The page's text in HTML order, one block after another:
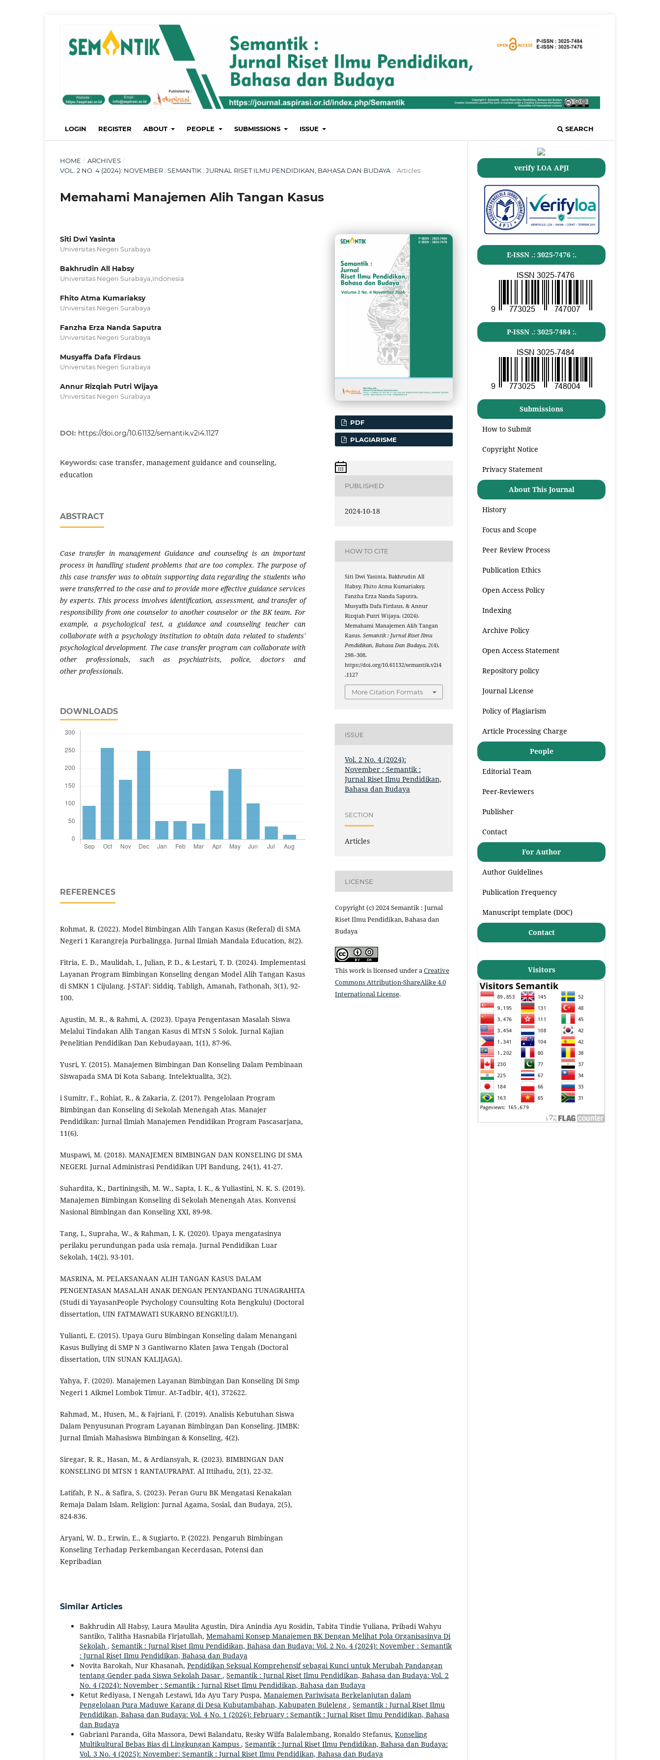
LOGIN REGISTER ABOUT PEOPLE SUBMISSIONS ISSUE SEARCH
HOME / ARCHIVES /
VOL. 2 NO. 4 (2024): NOVEMBER : SEMANTIK : JURNAL RISET ILMU PENDIDIKAN, BAHASA DAN BUDAYA / Articles
Memahami Manajemen Alih Tangan Kasus
Siti Dwi Yasinta
Universitas Negeri Surabaya
Bakhrudin All Habsy
Universitas Negeri Surabaya,Indonesia
Fhito Atma Kumariaksy
Universitas Negeri Surabaya
Fanzha Erza Nanda Saputra
Universitas Negeri Surabaya
Musyaffa Dafa Firdaus
Universitas Negeri Surabaya
Annur Rizqiah Putri Wijaya
Universitas Negeri Surabaya
DOI: https://doi.org/10.61132/semantik.v2i4.1127
Keywords: case transfer, management guidance and counseling,
education
ABSTRACT
Case transfer in management Guidance and counseling is an important
process in handling student problems that are too complex. The purpose of
this case transfer was to obtain supporting data regarding the students who
were transferred to the case and to provide more effective guidance services
by experts. This process involves identification, assessment, and transfer of
responsibility from one counselor to another counselor or the BK team. For
example, a psychological test, a guidance and counseling teacher can
collaborate with a psychology institution to obtain data related to students'
psychological development. The case transfer program can collaborate with
other professionals, such as psychiatrists, police, doctors and
other professionals.
DOWNLOADS
REFERENCES
Rohmat, R. (2022). Model Bimbingan Alih Tangan Kasus (Referal) di SMA
Negeri 1 Karangreja Purbalingga. Jurnal Ilmiah Mandala Education, 8(2).
Fitria, E. D., Maulidah, I., Julian, P. D., & Lestari, T. D. (2024). Implementasi
Layanan Program Bimbingan Konseling dengan Model Alih Tangan Kasus
di SMKN 1 Cijulang. J-STAF: Siddiq, Tabligh, Amanah, Fathonah, 3(1), 92-
100.
Agustin, M. R., & Rahmi, A. (2023). Upaya Pengentasan Masalah Siswa
Melalui Tindakan Alih Tangan Kasus di MTsN 5 Solok. Jurnal Kajian
Penelitian Pendidikan Dan Kebudayaan, 1(1), 87-96.
Yusri, Y. (2015). Manajemen Bimbingan Dan Konseling Dalam Pembinaan
Siswapada SMA Di Kota Sabang. Intelektualita, 3(2).
i Sumitr, F., Rohiat, R., & Zakaria, Z. (2017). Pengelolaan Program
Bimbingan dan Konseling di Sekolah Menengah Atas. Manajer
Pendidikan: Jurnal Ilmiah Manajemen Pendidikan Program Pascasarjana,
11(6).
Muspawi, M. (2018). MANAJEMEN BIMBINGAN DAN KONSELING DI SMA
NEGERI. Jurnal Administrasi Pendidikan UPI Bandung, 24(1), 41-27.
Suhardita, K., Dartiningsih, M. W., Sapta, I. K., & Yuliastini, N. K. S. (2019).
Manajemen Bimbingan Konseling di Sekolah Menengah Atas. Konvensi
Nasional Bimbingan dan Konseling XXI, 89-98.
Tang, I., Supraha, W., & Rahman, I. K. (2020). Upaya mengatasinya
perilaku perundungan pada usia remaja. Jurnal Pendidikan Luar
Sekolah, 14(2), 93-101.
MASRINA, M. PELAKSANAAN ALIH TANGAN KASUS DALAM
PENGENTASAN MASALAH ANAK DENGAN PENYANDANG TUNAGRAHITA
(Studi di YayasanPeople Psychology Counsulting Kota Bengkulu) (Doctoral
dissertation, UIN FATMAWATI SUKARNO BENGKULU).
Yulianti, E. (2015). Upaya Guru Bimbingan Konseling dalam Menangani
Kasus Bullying di SMP N 3 Gantiwarno Klaten Jawa Tengah (Doctoral
dissertation, UIN SUNAN KALIJAGA).
Yahya, F. (2020). Manajemen Layanan Bimbingan Dan Konseling Di Smp
Negeri 1 Aikmel Lombok Timur. At-Tadbir, 4(1), 372622.
Rahmad, M., Husen, M., & Fajriani, F. (2019). Analisis Kebutuhan Siswa
Dalam Penyusunan Program Layanan Bimbingan Dan Konseling. JIMBK:
Jurnal Ilmiah Mahasiswa Bimbingan & Konseling, 4(2).
Siregar, R. R., Hasan, M., & Ardiansyah, R. (2023). BIMBINGAN DAN
KONSELING DI MTSN 1 RANTAUPRAPAT. Al Ittihadu, 2(1), 22-32.
Latifah, P. N., & Safira, S. (2023). Peran Guru BK Mengatasi Kenakalan
Remaja Dalam Islam. Religion: Jurnal Agama, Sosial, dan Budaya, 2(5),
824-836.
Aryani, W. D., Erwin, E., & Sugiarto, P. (2022). Pengaruh Bimbingan
Konseling Terhadap Perkembangan Kecerdasan, Potensi dan
Kepribadian
PDF
PLAGIARISME
PUBLISHED
2024-10-18
HOW TO CITE
Siti Dwi Yasinta, Bakhrudin All
Habsy, Fhito Atma Kumariaksy,
Fanzha Erza Nanda Saputra,
Musyaffa Dafa Firdaus, & Annur
Rizqiah Putri Wijaya. (2024).
Memahami Manajemen Alih Tangan
Kasus.Semantik : Jurnal Riset Ilmu
Pendidikan, Bahasa Dan Budaya,2(4),
298–308.
https://doi.org/10.61132/semantik.v2i4
.1127
More Citation Formats
ISSUE
Vol. 2 No. 4 (2024):
November : Semantik :
Jurnal Riset Ilmu Pendidikan,
Bahasa dan Budaya
SECTION
Articles
LICENSE
Copyright (c) 2024 Semantik : Jurnal
Riset Ilmu Pendidikan, Bahasa dan
Budaya
This work is licensed under aCreative
Commons Attribution-ShareAlike 4.0
International License.
Similar Articles
Bakhrudin All Habsy, Laura Maulita Agustin, Dira Anindia Ayu Rosidin, Tabita Tindie Yuliana, Pribadi Wahyu
Santiko, Talitha Hasnabila Firjatullah, Memahami Konsep Manajemen BK Dengan Melihat Pola Organisasinya Di
Sekolah , Semantik : Jurnal Riset Ilmu Pendidikan, Bahasa dan Budaya: Vol. 2 No. 4 (2024): November : Semantik
: Jurnal Riset Ilmu Pendidikan, Bahasa dan Budaya
Novita Barokah, Nur Khasanah, Pendidikan Seksual Komprehensif sebagai Kunci untuk Merubah Pandangan
tentang Gender pada Siswa Sekolah Dasar , Semantik : Jurnal Riset Ilmu Pendidikan, Bahasa dan Budaya: Vol. 2
No. 4 (2024): November : Semantik : Jurnal Riset Ilmu Pendidikan, Bahasa dan Budaya
Ketut Rediyasa, I Nengah Lestawi, Ida Ayu Tary Puspa, Manajemen Pariwisata Berkelanjutan dalam
Pengelolaan Pura Maduwe Karang di Desa Kubutambahan, Kabupaten Buleleng , Semantik : Jurnal Riset Ilmu
Pendidikan, Bahasa dan Budaya: Vol. 4 No. 1 (2026): February : Semantik : Jurnal Riset Ilmu Pendidikan, Bahasa
dan Budaya
Gabriani Paranda, Gita Massora, Dewi Balandatu, Resky Wilfa Balalembang, Ronaldo Stefanus, Konseling
Multikultural Bebas Bias di Lingkungan Kampus , Semantik : Jurnal Riset Ilmu Pendidikan, Bahasa dan Budaya:
Vol. 3 No. 4 (2025): November: Semantik : Jurnal Riset Ilmu Pendidikan, Bahasa dan Budaya
verify LOA APJI
E-ISSN .: 3025-7476:.
P-ISSN .: 3025-7484:.
Submissions
How to Submit
Copyright Notice
Privacy Statement
About This Journal
History
Focus and Scope
Peer Review Process
Publication Ethics
Open Access Policy
Indexing
Archive Policy
Open Access Statement
Repository policy
Journal License
Policy of Plagiarism
Article Processing Charge
People
Editorial Team
Peer-Reviewers
Publisher
Contact
For Author
Author Guidelines
Publication Frequency
Manuscript template (DOC)
Contact
Visitors